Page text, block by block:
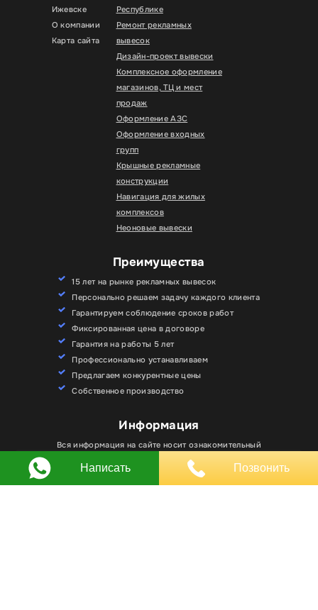
Ижевске
О компании
Карта сайта
Республике
Ремонт рекламных
вывесок
Дизайн-проект вывески
Комплексное оформление
магазинов, ТЦ и мест
продаж
Оформление АЗС
Оформление входных
групп
Крышные рекламные
конструкции
Навигация для жилых
комплексов
Неоновые вывески
Преимущества
15 лет на рынке рекламных вывесок
Персонально решаем задачу каждого клиента
Гарантируем соблюдение сроков работ
Фиксированная цена в договоре
Гарантия на работы 5 лет
Профессионально устанавливаем
Предлагаем конкурентные цены
Собственное производство
Информация
Вся информация на сайте носит ознакомительный
характер и не является публичной офертой.
файлы cookie. Вы всегда можете отключить файлы
cookie в настройках браузера.
Написать Позвонить